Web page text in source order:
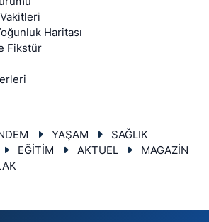
Haritası
Fikstür
YAŞAM
SAĞLIK
EĞİTİM AKTUEL
MAGAZİN